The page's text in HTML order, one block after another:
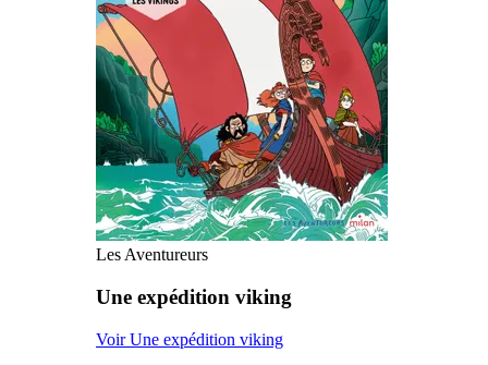
Les Aventureurs
Une expédition viking
Voir Une expédition viking